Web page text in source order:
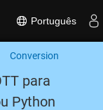
Português
Conversion
para
Python